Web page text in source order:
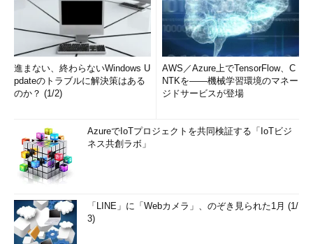
進まない、終わらないWindows U
pdateのトラブルに解決策はある
のか？ (1/2)
AWS／Azure上でTensorFlow、C
NTKを――機械学習環境のマネー
ジドサービスが登場
AzureでIoTプロジェクトを共同検証する「IoTビジ
ネス共創ラボ」
「LINE」に「Webカメラ」、のぞき見られた1月 (1/
3)